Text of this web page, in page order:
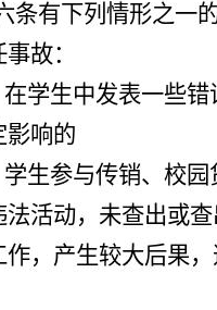
条有下列情形之一
故：
在学生中发表一些
影响的
学生参与传销、校园
法活动，未查出或
作，产生较大后果